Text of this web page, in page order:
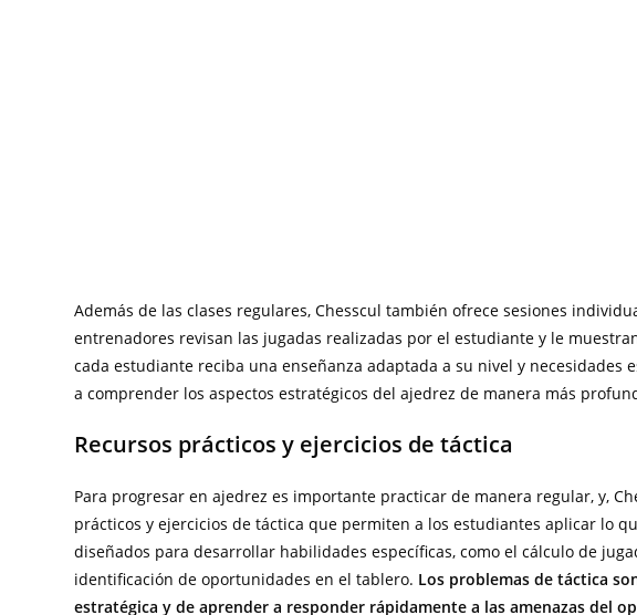
Además de las clases regulares, Chesscul también ofrece sesiones
entrenadores revisan las jugadas realizadas por el estudiante y le
cada estudiante reciba una enseñanza adaptada a su nivel y necesidades
a comprender los aspectos estratégicos del ajedrez de manera más
Recursos prácticos y ejercicios de táctica
Para progresar en ajedrez es importante practicar de manera regular, y,
prácticos y ejercicios de táctica que permiten a los estudiantes aplicar lo
diseñados para desarrollar habilidades específicas, como el cálculo de
identificación de oportunidades en el tablero. Los problemas de táctica
estratégica y de aprender a responder rápidamente a las amenazas del